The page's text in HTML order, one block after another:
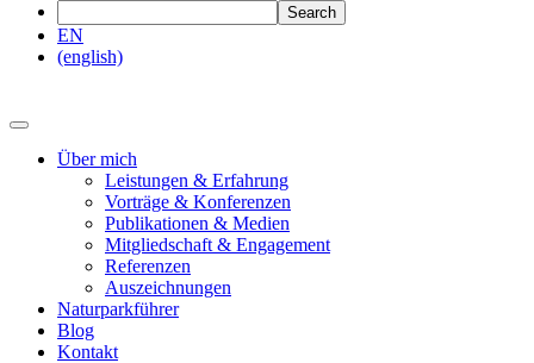
EN
(english)
Über mich
Leistungen & Erfahrung
Vorträge & Konferenzen
Publikationen & Medien
Mitgliedschaft & Engagement
Referenzen
Auszeichnungen
Naturparkführer
Blog
Kontakt